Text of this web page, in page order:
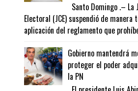
Santo Domingo .– La
Electoral (JCE) suspendió de manera
aplicación del reglamento que
Gobierno mantendrá
proteger el poder
la PN